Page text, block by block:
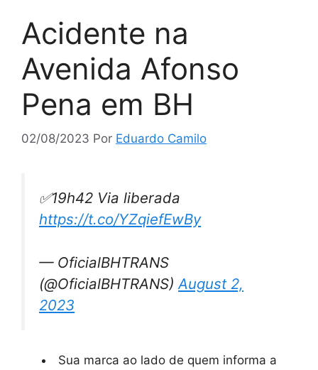
Acidente na
Avenida Afonso
Pena em BH
02/08/2023 Por Eduardo Camilo
✅19h42 Via liberada
https://t.co/YZqiefEwBy
— OficialBHTRANS
(@OficialBHTRANS) August 2,
2023
Sua marca ao lado de quem informa a